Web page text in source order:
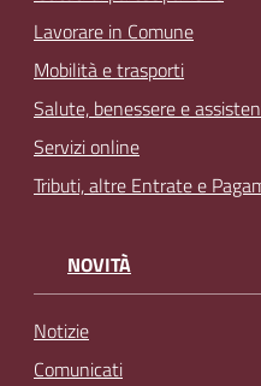
Lavorare in Comune
Mobilità e trasporti
Salute, benessere e
Servizi online
Tributi, altre Entrate e
NOVITÀ
Notizie
Comunicati